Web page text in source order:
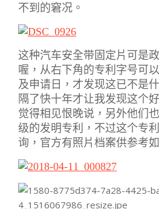
不到的窘况。
这种汽车安全带固定片可是
喔，从右下角的专利字号可
及申请日，才发现这已不是
隔了快十年才让我发现这个
觉得相见恨晚说，另外他们
级的发明专利，不过这个专
询，官方有照片档案供参考如